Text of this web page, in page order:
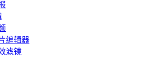
编辑器
滤镜